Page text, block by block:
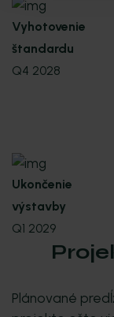
Vyhotovenie
štandardu
Q4 2028
Ukončenie
výstavby
Q1 2029
Plánované